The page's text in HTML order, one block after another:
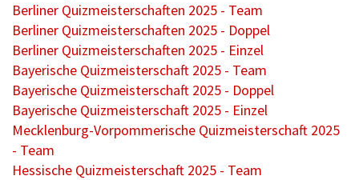
Berliner Quizmeisterschaften 2025 - Team
Berliner Quizmeisterschaften 2025 - Doppel
Berliner Quizmeisterschaften 2025 - Einzel
Bayerische Quizmeisterschaft 2025 - Team
Bayerische Quizmeisterschaft 2025 - Doppel
Bayerische Quizmeisterschaft 2025 - Einzel
Mecklenburg-Vorpommerische Quizmeisterschaft 2025
- Team
Hessische Quizmeisterschaft 2025 - Team